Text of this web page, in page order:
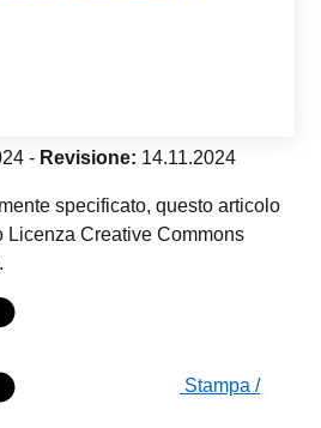
- Revisione: 14.11.2024
specificato, questo articolo
Licenza Creative Commons
Stampa /